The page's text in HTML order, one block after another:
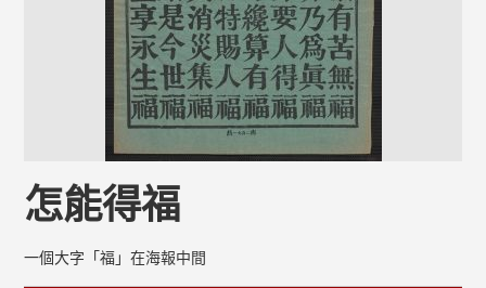
怎能得福
一個大字「福」在海報中間